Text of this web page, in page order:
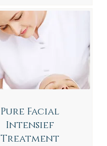
Pure Facial
Intensief
Treatment